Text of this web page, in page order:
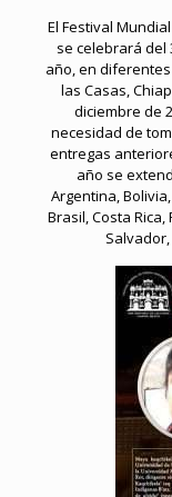
El Festival
se celebrará del
año, en
las Casas,
diciembre de
necesidad de
entregas
año se
Argentina,
Brasil, Costa